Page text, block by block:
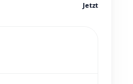
Jetzt